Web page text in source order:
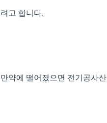
고 합니다.
약에 떨어졌으면 전기공사산